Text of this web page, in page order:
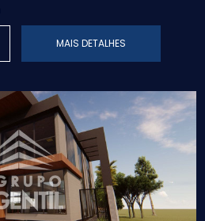
MAIS DETALHES